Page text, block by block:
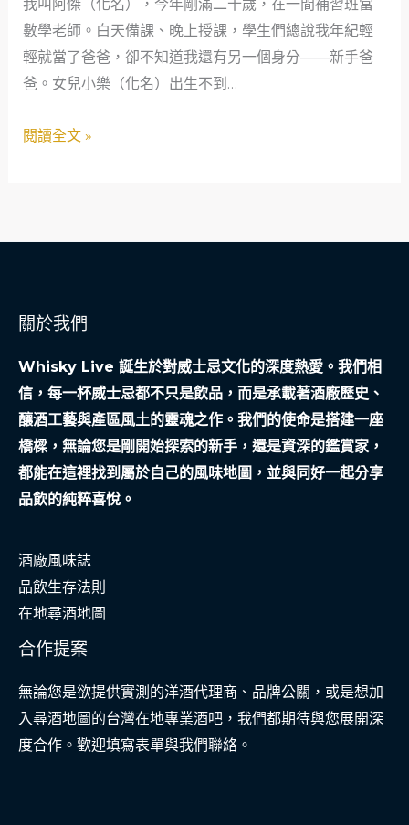
別
之
旅
我叫阿傑（化名），今年剛滿二十歲，在一間補習班當
數學老師。白天備課、晚上授課，學生們總說我年紀輕
輕就當了爸爸，卻不知道我還有另一個身分——新手爸
爸。女兒小樂（化名）出生不到…
療
癒
之
路：
伴
後
學
與
悲
傷
共
處
閱讀全文 »
關於我們
Whisky Live 誕生於對威士忌文化的深度熱愛。我們相
信，每一杯威士忌都不只是飲品，而是承載著酒廠歷史、
釀酒工藝與產區風土的靈魂之作。我們的使命是搭建一座
橋樑，無論您是剛開始探索的新手，還是資深的鑑賞家，
都能在這裡找到屬於自己的風味地圖，並與同好一起分享
品飲的純粹喜悅。
酒廠風味誌
品飲生存法則
在地尋酒地圖
合作提案
無論您是欲提供實測的洋酒代理商、品牌公關，或是想加
入尋酒地圖的台灣在地專業酒吧，我們都期待與您展開深
度合作。歡迎填寫表單與我們聯絡。